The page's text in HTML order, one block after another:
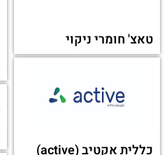
טאצ' חומרי ניקוי
כללית אקטיב (active)